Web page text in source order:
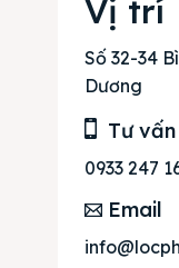
Vị trí
Số 32-34
Dương
Tư
0933 247
Email